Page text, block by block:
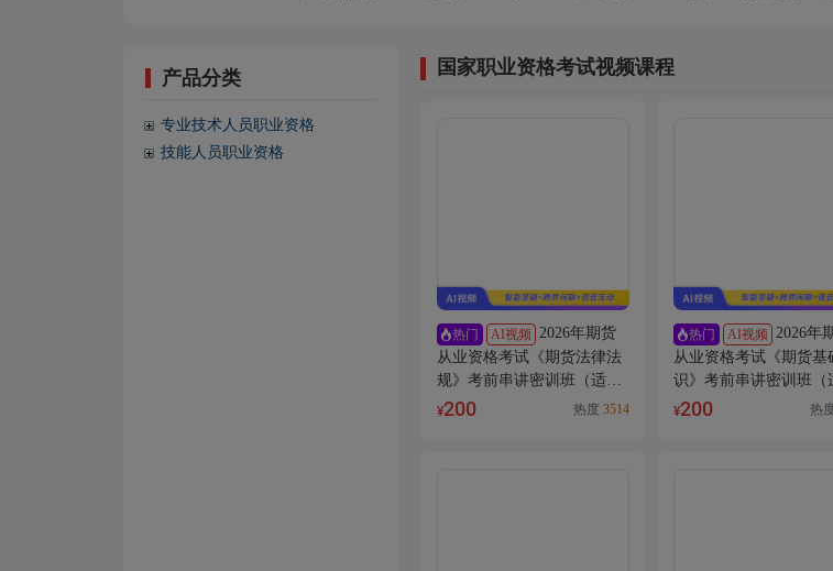
产品分类
专业技术人员职业资格
技能人员职业资格
国家职业资格考试视频课程
热门 AI视频 2026年期货
从业资格考试《期货法律法
规》考前串讲密训班（适用
于冲刺阶段）
¥200 热度 3514
热门 AI视频 2026年
从业资格考试《期货基
识》考前串讲密训班（
于冲刺阶段）
¥200 热